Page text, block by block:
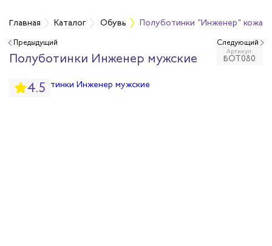
Главная Каталог Обувь Полуботинки "Инженер"
Предыдущий
Полуботинки Инженер мужские Артикул:
БОТ080
4.5
Следующий